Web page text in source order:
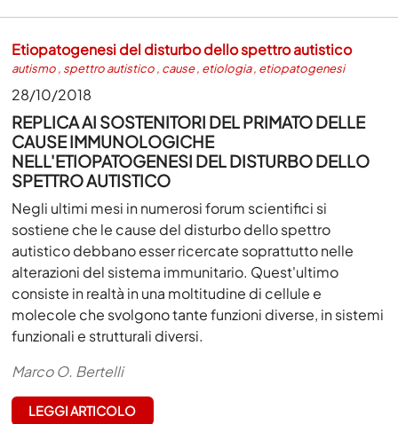
Etiopatogenesi del disturbo dello spettro autistico
autismo, spettro autistico, cause, etiologia, etiopatogenesi
28/10/2018
REPLICA AI SOSTENITORI DEL PRIMATO DELLE
CAUSE IMMUNOLOGICHE
NELL'ETIOPATOGENESI DEL DISTURBO DELLO
SPETTRO AUTISTICO
Negli ultimi mesi in numerosi forum scientifici si
sostiene che le cause del disturbo dello spettro
autistico debbano esser ricercate soprattutto nelle
alterazioni del sistema immunitario. Quest'ultimo
consiste in realtà in una moltitudine di cellule e
molecole che svolgono tante funzioni diverse, in sistemi
funzionali e strutturali diversi.
Marco O. Bertelli
LEGGI ARTICOLO